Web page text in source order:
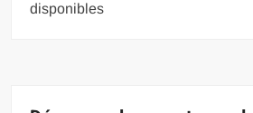
disponibles